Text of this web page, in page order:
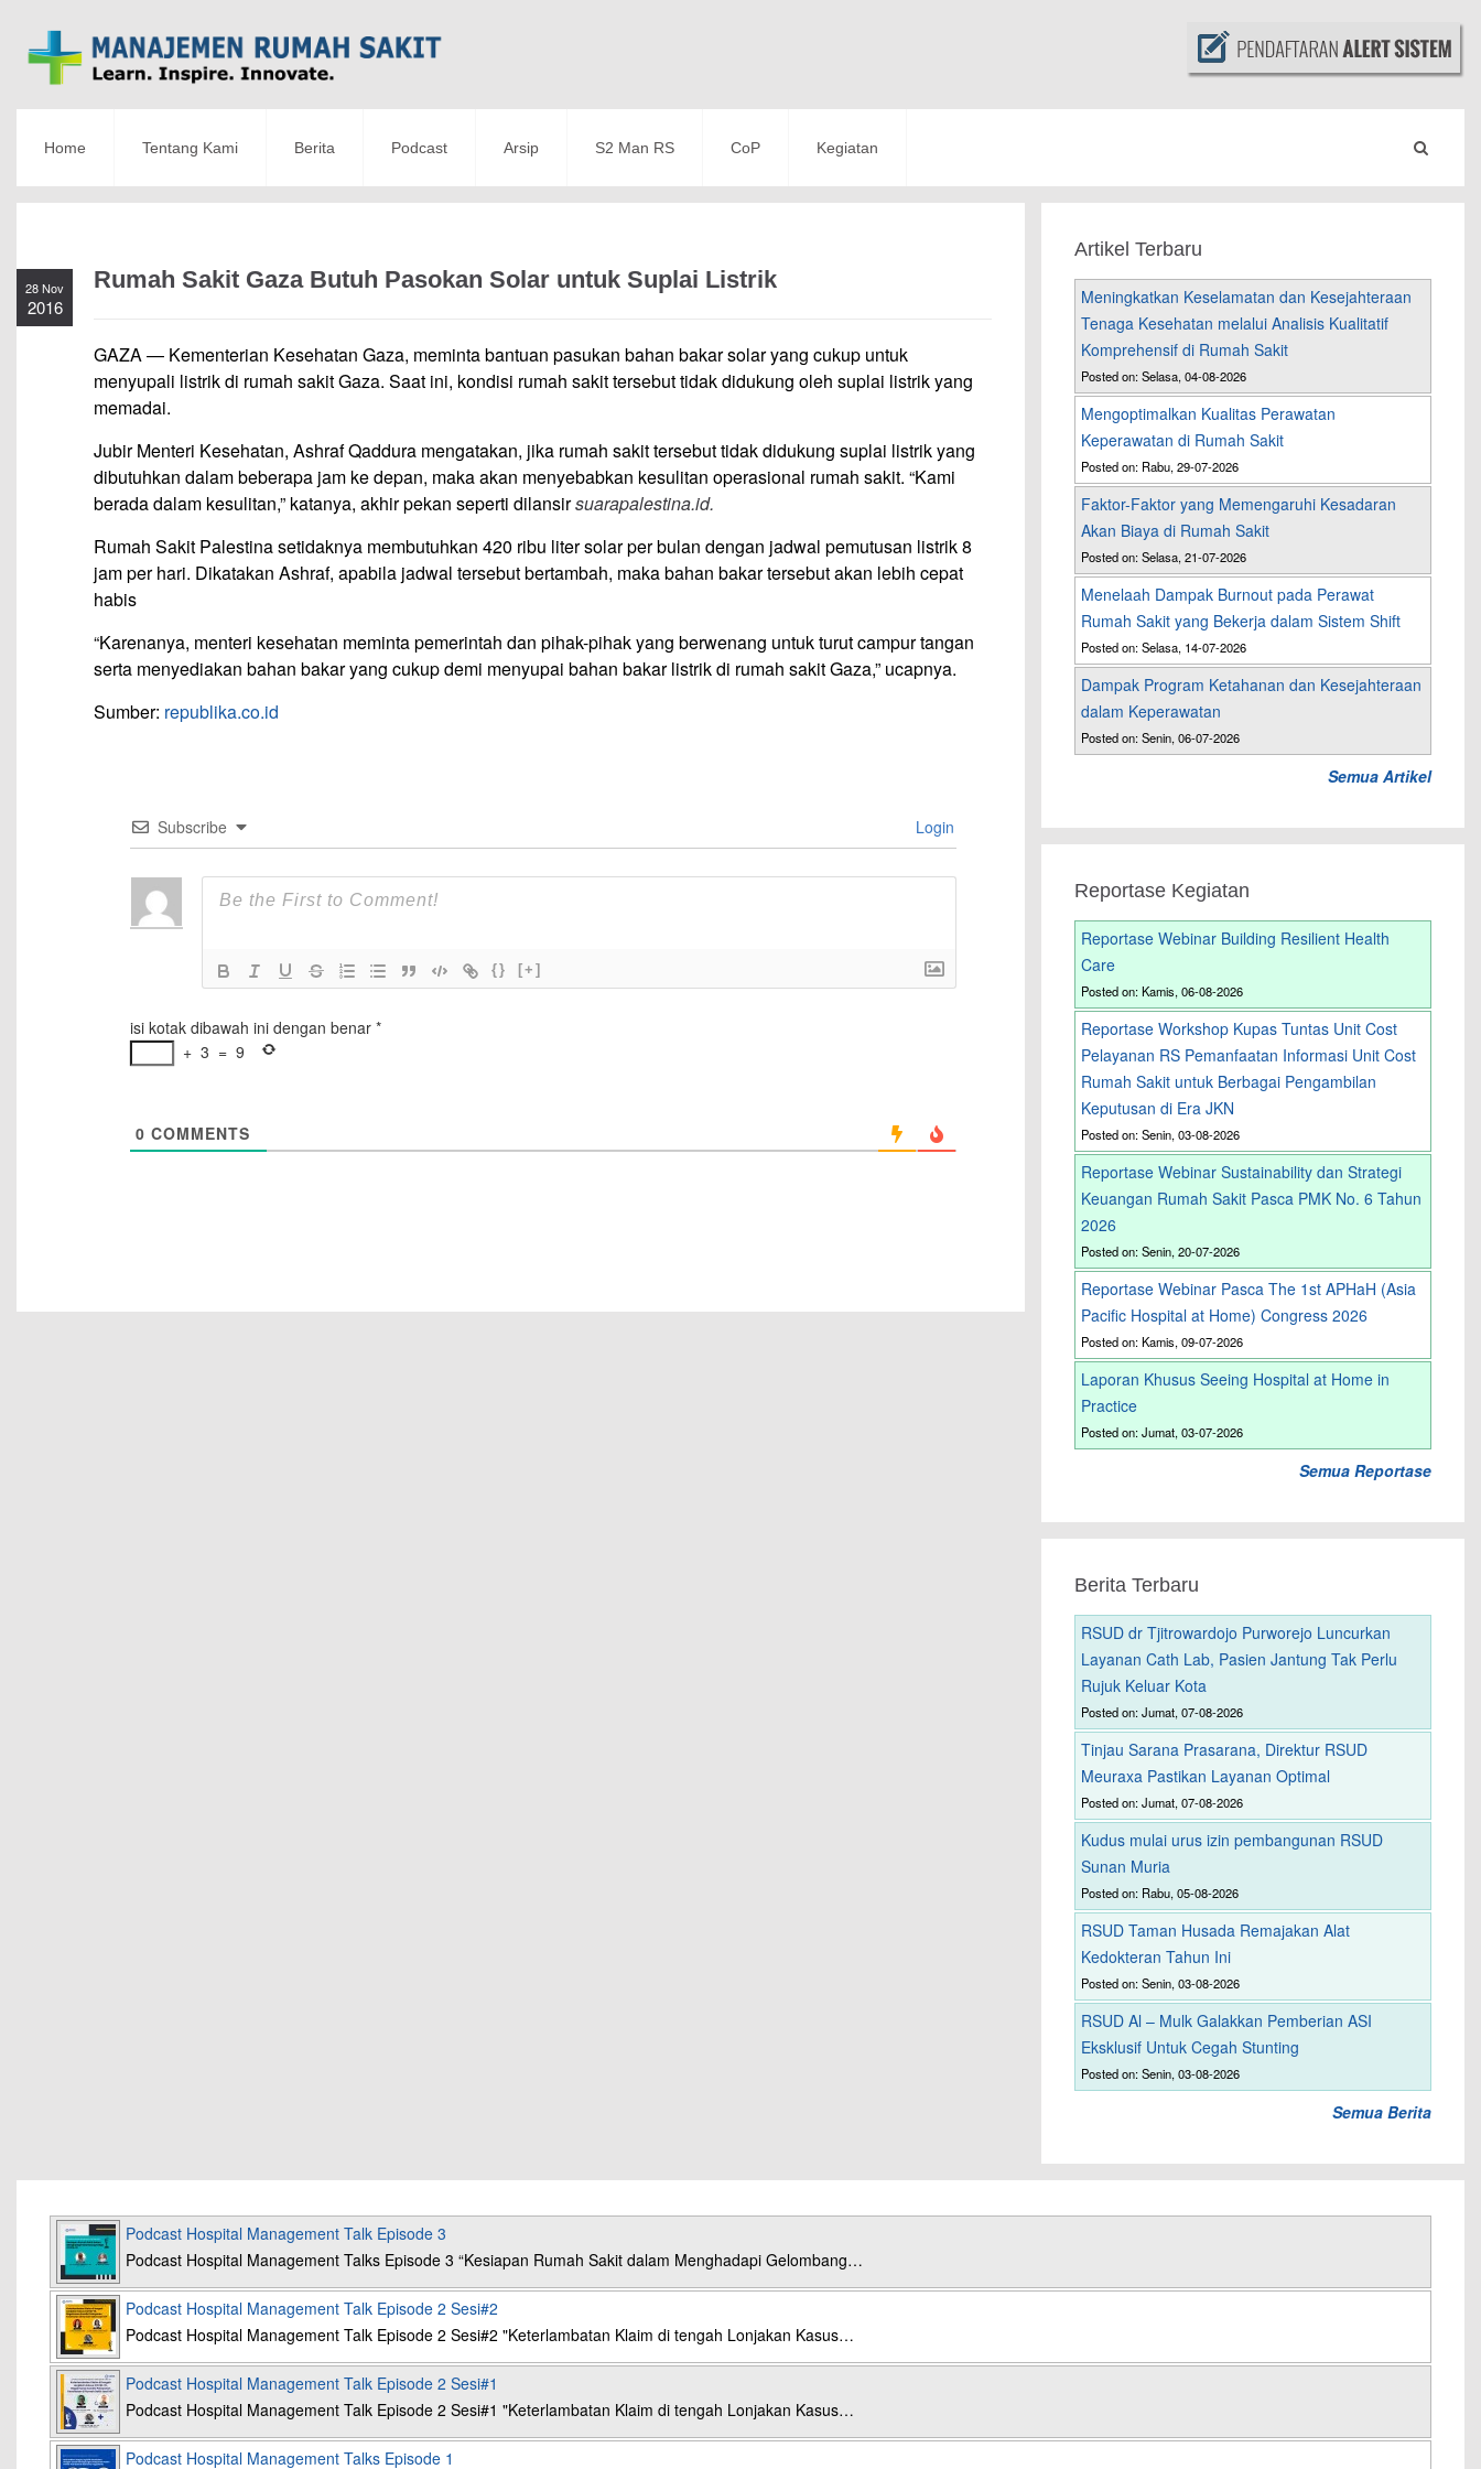
Home Tentang Kami Berita Podcast Arsip S2 Man RS CoP Kegiatan
28 Nov
2016
Rumah Sakit Gaza Butuh Pasokan Solar untuk Suplai Listrik
GAZA — Kementerian Kesehatan Gaza, meminta bantuan pasukan bahan bakar solar yang cukup untuk
menyupali listrik di rumah sakit Gaza. Saat ini, kondisi rumah sakit tersebut tidak didukung oleh suplai listrik yang
memadai.
Jubir Menteri Kesehatan, Ashraf Qaddura mengatakan, jika rumah sakit tersebut tidak didukung suplai listrik yang
dibutuhkan dalam beberapa jam ke depan, maka akan menyebabkan kesulitan operasional rumah sakit. “Kami
berada dalam kesulitan,” katanya, akhir pekan seperti dilansirsuarapalestina.id.
Rumah Sakit Palestina setidaknya membutuhkan 420 ribu liter solar per bulan dengan jadwal pemutusan listrik 8
jam per hari. Dikatakan Ashraf, apabila jadwal tersebut bertambah, maka bahan bakar tersebut akan lebih cepat
habis
“Karenanya, menteri kesehatan meminta pemerintah dan pihak-pihak yang berwenang untuk turut campur tangan
serta menyediakan bahan bakar yang cukup demi menyupai bahan bakar listrik di rumah sakit Gaza,” ucapnya.
Sumber: republika.co.id
Subscribe Login
{} [+]
isi kotak dibawah ini dengan benar*
+ 3 = 9
0 COMMENTS
Artikel Terbaru
Meningkatkan Keselamatan dan Kesejahteraan
Tenaga Kesehatan melalui Analisis Kualitatif
Komprehensif di Rumah Sakit
Posted on: Selasa, 04-08-2026
Mengoptimalkan Kualitas Perawatan
Keperawatan di Rumah Sakit
Posted on: Rabu, 29-07-2026
Faktor-Faktor yang Memengaruhi Kesadaran
Akan Biaya di Rumah Sakit
Posted on: Selasa, 21-07-2026
Menelaah Dampak Burnout pada Perawat
Rumah Sakit yang Bekerja dalam Sistem Shift
Posted on: Selasa, 14-07-2026
Dampak Program Ketahanan dan Kesejahteraan
dalam Keperawatan
Posted on: Senin, 06-07-2026
Semua Artikel
Reportase Kegiatan
Reportase Webinar Building Resilient Health
Care
Posted on: Kamis, 06-08-2026
Reportase Workshop Kupas Tuntas Unit Cost
Pelayanan RS Pemanfaatan Informasi Unit Cost
Rumah Sakit untuk Berbagai Pengambilan
Keputusan di Era JKN
Posted on: Senin, 03-08-2026
Reportase Webinar Sustainability dan Strategi
Keuangan Rumah Sakit Pasca PMK No. 6 Tahun
2026
Posted on: Senin, 20-07-2026
Reportase Webinar Pasca The 1st APHaH (Asia
Pacific Hospital at Home) Congress 2026
Posted on: Kamis, 09-07-2026
Laporan Khusus Seeing Hospital at Home in
Practice
Posted on: Jumat, 03-07-2026
Semua Reportase
Berita Terbaru
RSUD dr Tjitrowardojo Purworejo Luncurkan
Layanan Cath Lab, Pasien Jantung Tak Perlu
Rujuk Keluar Kota
Posted on: Jumat, 07-08-2026
Tinjau Sarana Prasarana, Direktur RSUD
Meuraxa Pastikan Layanan Optimal
Posted on: Jumat, 07-08-2026
Kudus mulai urus izin pembangunan RSUD
Sunan Muria
Posted on: Rabu, 05-08-2026
RSUD Taman Husada Remajakan Alat
Kedokteran Tahun Ini
Posted on: Senin, 03-08-2026
RSUD Al – Mulk Galakkan Pemberian ASI
Eksklusif Untuk Cegah Stunting
Posted on: Senin, 03-08-2026
Semua Berita
Podcast Hospital Management Talk Episode 3
Podcast Hospital Management Talks Episode 3 “Kesiapan Rumah Sakit dalam Menghadapi Gelombang…
Podcast Hospital Management Talk Episode 2 Sesi#2
Podcast Hospital Management Talk Episode 2 Sesi#2 "Keterlambatan Klaim di tengah Lonjakan Kasus…
Podcast Hospital Management Talk Episode 2 Sesi#1
Podcast Hospital Management Talk Episode 2 Sesi#1 "Keterlambatan Klaim di tengah Lonjakan Kasus…
Podcast Hospital Management Talks Episode 1